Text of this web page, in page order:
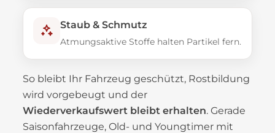
Staub & Schmutz
Atmungsaktive Stoffe halten Partikel fern.
So bleibt Ihr Fahrzeug geschützt, Rostbildung
wird vorgebeugt und der
Wiederverkaufswert bleibt erhalten. Gerade
Saisonfahrzeuge, Old- und Youngtimer mit